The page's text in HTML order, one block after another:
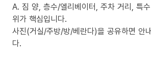
A. 짐 양, 층수/엘리베이터, 주차 거리, 특
위가 핵심입니다.
사진(거실/주방/방/베란다)을 공유하면 안
다.